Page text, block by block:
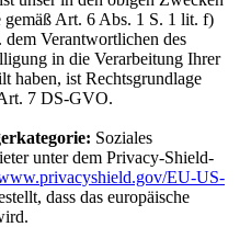
gemäß Art. 6 Abs. 1 S. 1 lit. f)
Verantwortlichen des
in die Verarbeitung Ihrer
haben, ist Rechtsgrundlage
7 DS-GVO.
Soziales
unter dem Privacy-Shield-
EU-US-
dass das europäische